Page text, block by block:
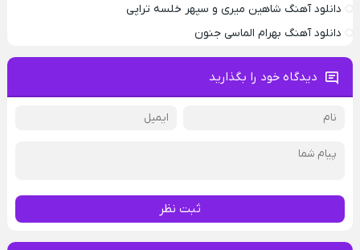
دانلود آهنگ شاهین میری و سپهر خلسه تراپی
دانلود آهنگ بهرام الماسی جنون
دیدگاه خود را بگذارید
ثبت نظر